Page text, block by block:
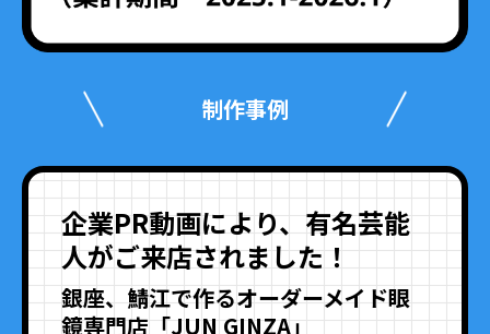
制作事例
企業PR動画により、有名芸能
人がご来店されました！
銀座、鯖江で作るオーダーメイド眼
鏡専門店「JUN GINZA」